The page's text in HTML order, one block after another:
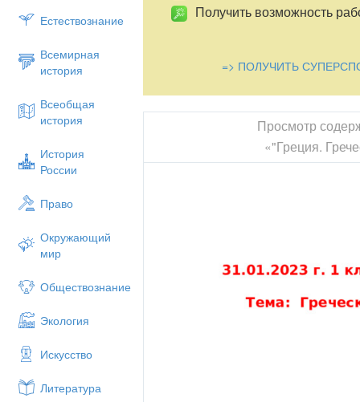
Естествознание
Всемирная
история
Всеобщая
история
История
России
Право
Окружающий
мир
Обществознание
Экология
Искусство
Литература
Получить возможность
=> ПОЛУЧИТЬ
Просмотр
«"Греция.